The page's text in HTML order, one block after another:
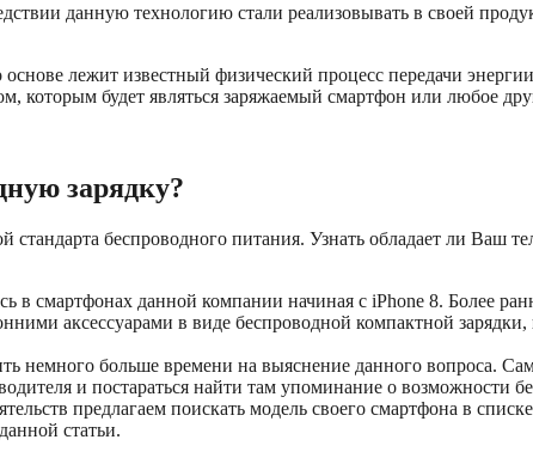
данную технологию стали реализовывать в своей
лежит известный физический процесс передачи
которым будет являться заряжаемый смартфон или любое
зарядку?
стандарта беспроводного питания. Узнать обладает ли Ваш
в смартфонах данной компании начиная с iPhone 8. Более
аксессуарами в виде беспроводной компактной зарядки,
немного больше времени на выяснение данного вопроса.
и постараться найти там упоминание о возможности
предлагаем поискать модель своего смартфона в
статьи.